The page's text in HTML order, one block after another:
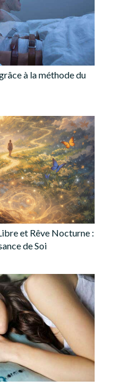
à la méthode du
et Rêve Nocturne :
de Soi